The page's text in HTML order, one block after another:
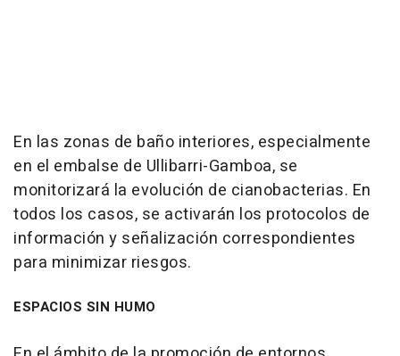
En las zonas de baño interiores, especialmente
en el embalse de Ullibarri-Gamboa, se
monitorizará la evolución de cianobacterias. En
todos los casos, se activarán los protocolos de
información y señalización correspondientes
para minimizar riesgos.
ESPACIOS SIN HUMO